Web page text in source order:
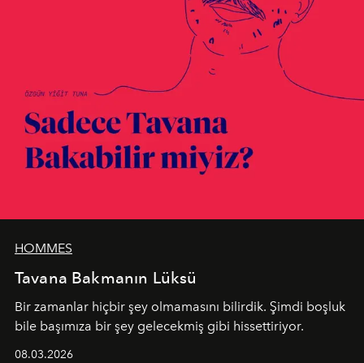
HOMMES
Tavana Bakmanın Lüksü
Bir zamanlar hiçbir şey olmamasını bilirdik. Şimdi boşluk
bile başımıza bir şey gelecekmiş gibi hissettiriyor.
08.03.2026